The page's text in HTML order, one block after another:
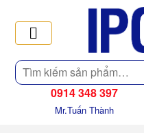
Tìm
kiếm
0914 348 397
Mr.Tuấn Thành